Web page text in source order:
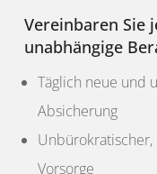
Vereinbaren Sie
unabhängige
Täglich neue und
Absicherung
Vorsorge